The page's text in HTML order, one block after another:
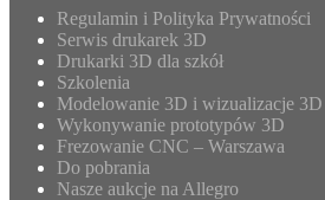
Regulamin i Polityka Prywatności
Serwis drukarek 3D
Drukarki 3D dla szkół
Szkolenia
Modelowanie 3D i wizualizacje 3D
Wykonywanie prototypów 3D
Frezowanie CNC – Warszawa
Do pobrania
Nasze aukcje na Allegro